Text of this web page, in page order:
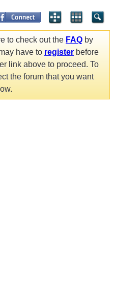
to check out the FAQ by
have to register before
link above to proceed. To
the forum that you want